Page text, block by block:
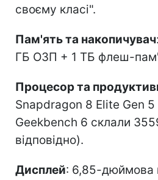
своєму класі".
Пам'ять та накопичувач
ГБ ОЗП + 1 ТБ флеш-
Процесор та
Snapdragon 8 Elite Gen 5
Geekbench 6 склали
відповідно).
Дисплей: 6,85-дюймова